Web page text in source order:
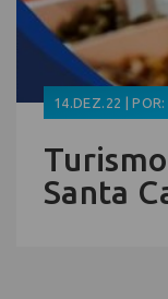
14.DEZ.22 |
Santa